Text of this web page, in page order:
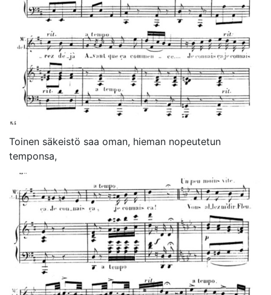
Toinen säkeistö saa oman, hieman nopeutetun
temponsa,